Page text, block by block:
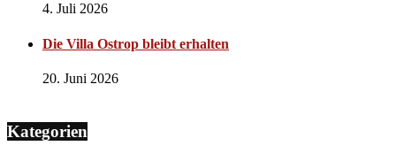
4. Juli 2026
Die Villa Ostrop bleibt erhalten
20. Juni 2026
Kategorien